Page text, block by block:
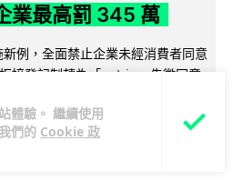
體驗。 繼續使用
們的 Cookie 政
業最高罰 345 萬
例，全面禁止企業未經消費者同意
接登記制轉為「opt-in」先徵同意